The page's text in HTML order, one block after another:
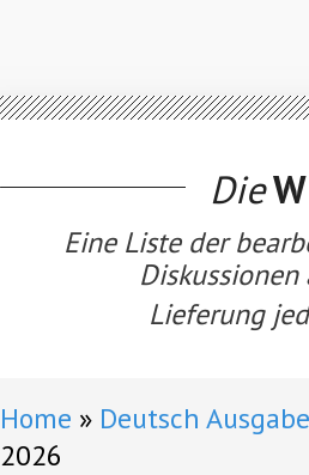
Die
Eine Liste der
Lieferung
Home
Deutsch
2026